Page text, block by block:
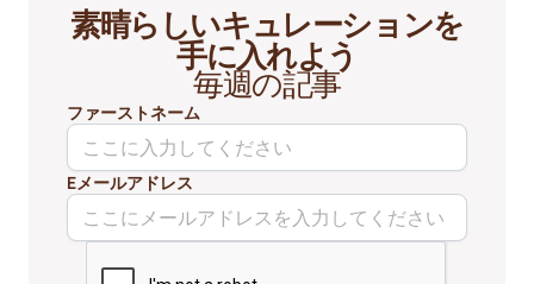
素晴らしいキュレーションを
手に入れよう
毎週の記事
ファーストネーム
Eメールアドレス